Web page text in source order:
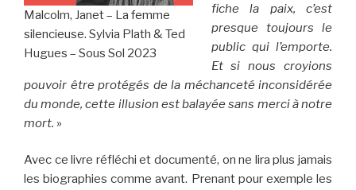
Malcolm, Janet – La femme
silencieuse. Sylvia Plath & Ted
Hugues – Sous Sol 2023
fiche la paix, c’est
presque toujours le
public qui l’emporte.
Et si nous croyions
pouvoir être protégés de la méchanceté inconsidérée
du monde, cette illusion est balayée sans merci à notre
mort. »
Avec ce livre réfléchi et documenté, on ne lira plus jamais
les biographies comme avant. Prenant pour exemple les